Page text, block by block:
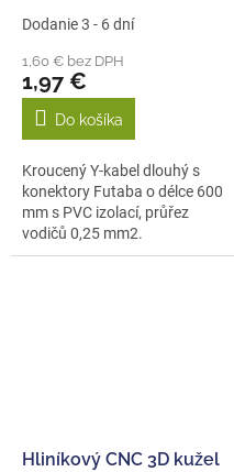
Dodanie 3 - 6 dní
1,60 € bez DPH
1,97 €
Do košíka
Kroucený Y-kabel dlouhý s
konektory Futaba o délce 600
mm s PVC izolací, průřez
vodičů 0,25 mm2.
Hliníkový CNC 3D kužel